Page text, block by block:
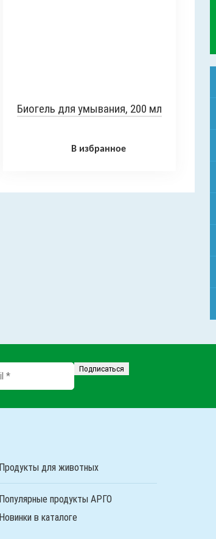
Биогель для умывания, 200 мл
В избранное
Продукты для животных
Популярные продукты АРГО
Новинки в каталоге